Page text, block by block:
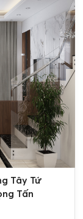
Tây Tứ
Tấn